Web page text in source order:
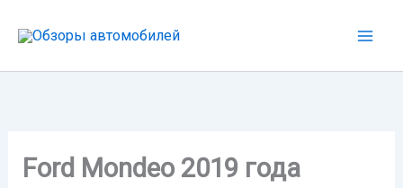
Ford Mondeo 2019 года